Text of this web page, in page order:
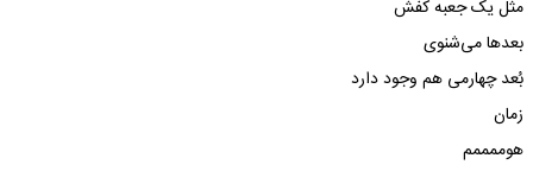
مثل یک جعبه کفش
بعدها می‌شنوی
بُعد چهارمی هم وجود دارد
زمان
هوممممم